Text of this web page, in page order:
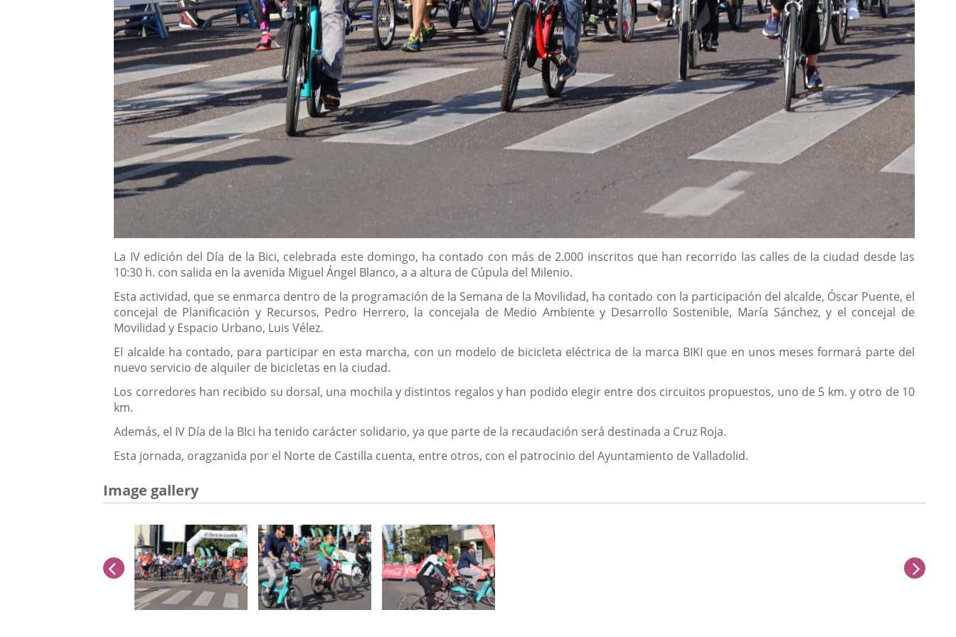
Descripción
La IV edición del Día de la Bici, celebrada este domingo, ha contado con más de 2.000 inscritos que han recorrido las calles de la ciudad desde las
10:30 h. con salida en la avenida Miguel Ángel Blanco, a a altura de Cúpula del Milenio.
Esta actividad, que se enmarca dentro de la programación de la Semana de la Movilidad, ha contado con la participación del alcalde, Óscar Puente, el
concejal de Planificación y Recursos, Pedro Herrero, la concejala de Medio Ambiente y Desarrollo Sostenible, María Sánchez, y el concejal de
Movilidad y Espacio Urbano, Luis Vélez.
El alcalde ha contado, para participar en esta marcha, con un modelo de bicicleta eléctrica de la marca BIKI que en unos meses formará parte del
nuevo servicio de alquiler de bicicletas en la ciudad.
Los corredores han recibido su dorsal, una mochila y distintos regalos y han podido elegir entre dos circuitos propuestos, uno de 5 km. y otro de 10
km.
Además, el IV Día de la BIci ha tenido carácter solidario, ya que parte de la recaudación será destinada a Cruz Roja.
Esta jornada, oragzanida por el Norte de Castilla cuenta, entre otros, con el patrocinio del Ayuntamiento de Valladolid.
Image gallery
previus next